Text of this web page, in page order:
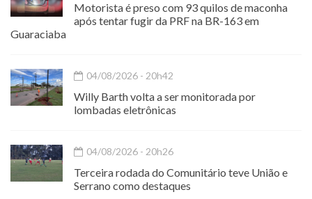
Motorista é preso com 93 quilos de maconha
após tentar fugir da PRF na BR-163 em
Guaraciaba
04/08/2026 - 20h42
Willy Barth volta a ser monitorada por
lombadas eletrônicas
04/08/2026 - 20h26
Terceira rodada do Comunitário teve União e
Serrano como destaques